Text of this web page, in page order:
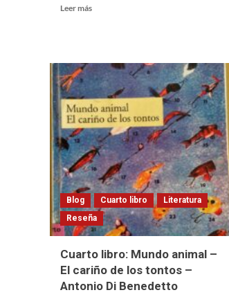
Leer másRead
vacaciones
Blog Cuarto libro
Literatura
Reseña
Cuarto libro: Mundo animal –
El cariño de los tontos –
Antonio Di Benedetto